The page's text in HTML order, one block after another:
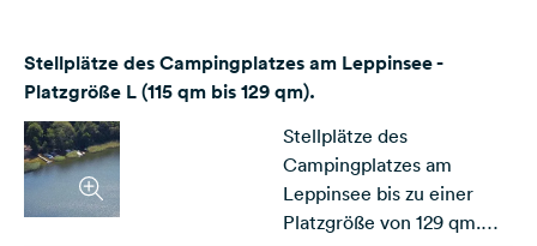
Stellplätze des Campingplatzes am Leppinsee -
Platzgröße L (115 qm bis 129 qm).
Stellplätze des
Campingplatzes am
Leppinsee bis zu einer
Platzgröße von 129 qm.